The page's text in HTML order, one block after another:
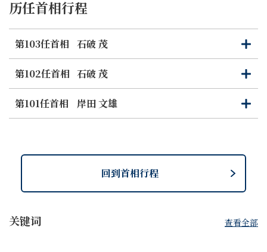
历任首相行程
第103任首相 石破 茂
打
开
关
闭
第102任首相 石破 茂
打
开
关
闭
第101任首相
岸田 文雄
打
开
关
闭
关键词 查看全部
回到首相行程